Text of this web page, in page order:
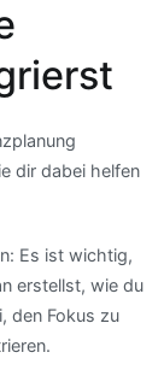
dir dabei helfen
Es ist wichtig,
erstellst, wie du
den Fokus zu